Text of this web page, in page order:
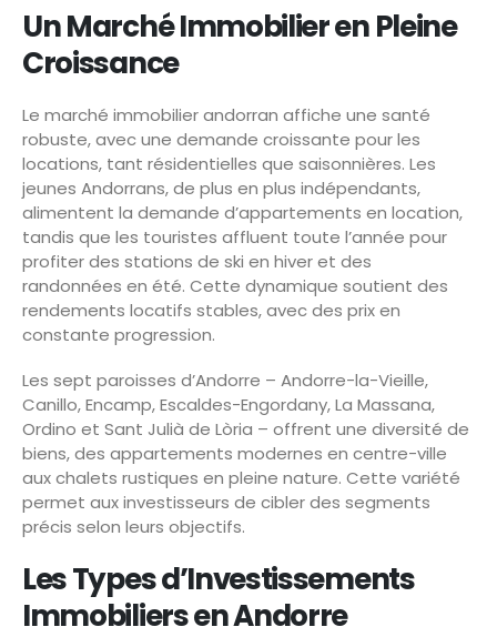
Un Marché Immobilier en Pleine
Croissance
Le marché immobilier andorran affiche une santé
robuste, avec une demande croissante pour les
locations, tant résidentielles que saisonnières. Les
jeunes Andorrans, de plus en plus indépendants,
alimentent la demande d’appartements en location,
tandis que les touristes affluent toute l’année pour
profiter des stations de ski en hiver et des
randonnées en été. Cette dynamique soutient des
rendements locatifs stables, avec des prix en
constante progression.
Les sept paroisses d’Andorre – Andorre-la-Vieille,
Canillo, Encamp, Escaldes-Engordany, La Massana,
Ordino et Sant Julià de Lòria – offrent une diversité de
biens, des appartements modernes en centre-ville
aux chalets rustiques en pleine nature. Cette variété
permet aux investisseurs de cibler des segments
précis selon leurs objectifs.
Les Types d’Investissements
Immobiliers en Andorre